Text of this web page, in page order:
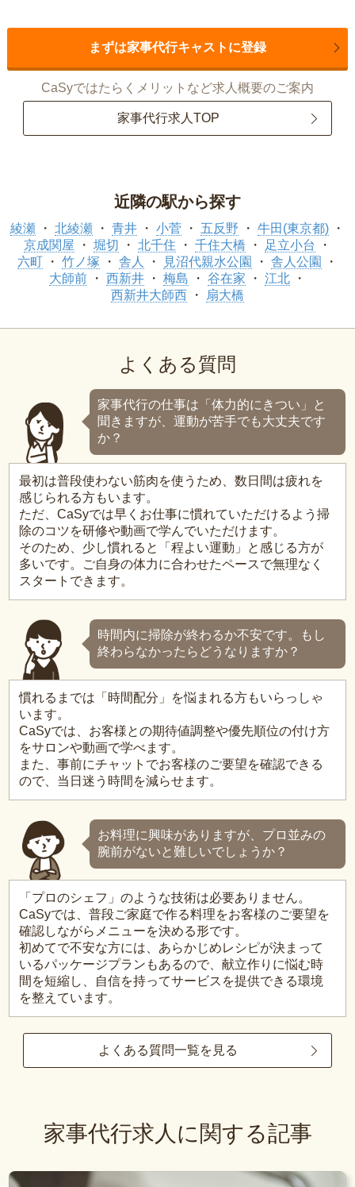
まずは家事代行キャストに登録
CaSyではたらくメリットなど求人概要のご案内
家事代行求人TOP
近隣の駅から探す
綾瀬 北綾瀬 青井 小菅 五反野
牛田(東京都)
京成関屋
堀切 北千住 千住大橋
足立小台
六町
竹ノ塚 舎人 見沼代親水公園
舎人公園
大師前
西新井 梅島 谷在家
江北
西新井大師西
扇大橋
よくある質問
家事代行の仕事は「体力的にきつい」と
聞きますが、運動が苦手でも大丈夫です
か？
最初は普段使わない筋肉を使うため、数日間は疲れを
感じられる方もいます。
ただ、CaSyでは早くお仕事に慣れていただけるよう掃
除のコツを研修や動画で学んでいただけます。
そのため、少し慣れると「程よい運動」と感じる方が
多いです。ご自身の体力に合わせたペースで無理なく
スタートできます。
時間内に掃除が終わるか不安です。もし
終わらなかったらどうなりますか？
慣れるまでは「時間配分」を悩まれる方もいらっしゃ
います。
CaSyでは、お客様との期待値調整や優先順位の付け方
をサロンや動画で学べます。
また、事前にチャットでお客様のご要望を確認できる
ので、当日迷う時間を減らせます。
お料理に興味がありますが、プロ並みの
腕前がないと難しいでしょうか？
「プロのシェフ」のような技術は必要ありません。
CaSyでは、普段ご家庭で作る料理をお客様のご要望を
確認しながらメニューを決める形です。
初めてで不安な方には、あらかじめレシピが決まって
いるパッケージプランもあるので、献立作りに悩む時
間を短縮し、自信を持ってサービスを提供できる環境
を整えています。
よくある質問一覧を見る
家事代行求人に関する記事